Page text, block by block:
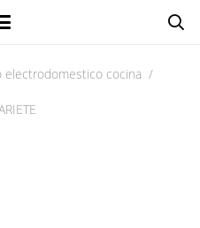
electrodomestico cocina /